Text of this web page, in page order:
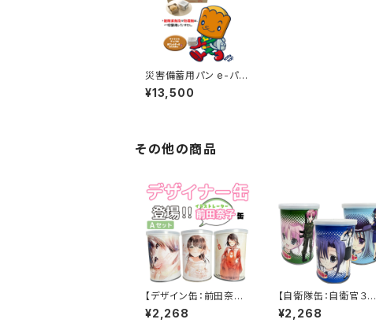
災害備蓄用パン e-パン
アルミパック50個入り
（キャラメルチョコ味）
¥13,500
その他の商品
【デザイン缶：前田奈子
３缶セットA】災害備蓄
用パン e-パン(1缶に２
¥2,268
【自衛隊缶：自衛官３姉
妹】災害備蓄用パン e-
パン(1缶に２個封入）キ
¥2,268